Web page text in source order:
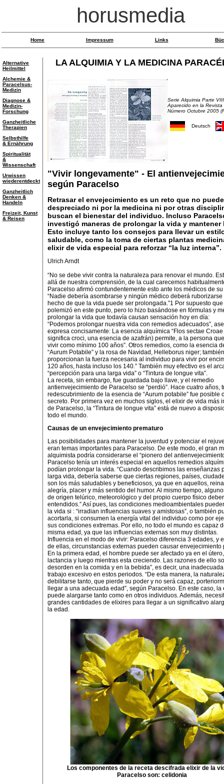
horusmedia
Home Impressum Links
Alternative
Heilmittel
Alchemie &
Paracelsus-
Medizin
Diagnose &
Medizin-
Forschung
Ganzheitliche
Therapien
Selbsthilfe
& Ernährung
Spiritualität
&
Wissenschaft
Urwissen
wiederentdeckt
Ganzheitlich
Denken &
Handeln
Freizeit, Kunst
& Reisen
LA ALQUIMIA Y LA MEDICINA
Serie Alquimia Parte VIII
Aparecido en la Revista
Número Octubre 2005
Deutsch
"Vivir longevamente" - El
según Paracelso
Retrasar el envejecimiento es un reto que no
despreciado ni por la medicina ni por otras
buscan el bienestar del individuo. Incluso
investigó maneras de prolongar la vida y mantener
Esto incluye tanto los consejos para llevar un
saludable, como la toma de ciertas plantas
elixir de vida especial para reforzar “la luz interna”.
Ulrich Arndt
“No se debe vivir contra la naturaleza para renovar el mundo.
allá de nuestra comprensión, de la cual carecemos
Paracelso afirmó contundentemente esto ante los médicos de
“Nadie debería asombrarse y ningún médico deberá ruborizarse
hecho de que la vida puede ser prolongada.”1 Por supuesto
polemizó en este punto, pero lo hizo basándose en fórmulas y
prolongar la vida que todavía causan sensación hoy en día:
“Podemos prolongar nuestra vida con remedios adecuados”,
expresa concisamente: La esencia alquímica “Flos sectae
significa croci, una esencia de azafrán) permite, a la persona
vivir como mínimo 100 años”. Otros remedios, como la esencia
“Aurum Potabile” y la rosa de Navidad, Helleborus niger; también
proporcionan la fuerza necesaria al individuo para vivir por
120 años, hasta incluso los 140.” También muy efectivo es el
“percepción para una larga vida” o “Tintura de longue vita”.
La receta, sin embargo, fue guardada bajo llave, y el remedio
antienvejecimiento de Paracelso se “perdió”. Hace cuatro años,
redescubrimiento de la esencia de “Aurum potabile” fue posible
secreto. Por primera vez en muchos siglos, el elixir de vida más
de Paracelso, la “Tintura de longue vita” está de nuevo a
todo el mundo.
Causas de un envejecimiento prematuro
Las posibilidades para mantener la juventud y potenciar el
eran temas importantes para Paracelso. De este modo, el gran
alquimista podría considerarse el “pionero del
Paracelso tenía un interés especial en aquellos remedios
podían prolongar la vida. “Cuando describimos las enseñanzas
larga vida, debería saberse que ciertas regiones, países,
son los más saludables y beneficiosos, ya que en aquellos,
alegría, placer y más sentido del humor. Al mismo tiempo,
de origen telúrico, meteorológico y del propio cuerpo físico
entendidos.” Así pues, las condiciones medioambientales
la vida si : “irradian influencias suaves y amistosas”, o también
acortarla, si consumen la energía vital del individuo como por
sus condiciones extremas. Por ello, no todo el mundo es capaz
misma edad, ya que las influencias externas son muy distintas.
Influencia en el modo de vivir: Paracelso diferencia 3 edades, y
de ellas, circunstancias externas pueden causar envejecimiento
En la primera edad, el hombre puede ser afectado ya en el
lactancia y luego mientras esta creciendo. Las razones de ello
desorden en la comida y en la bebida”, es decir, una
trabajo excesivo en estos periodos. “De esta manera, la
debilitarse tanto, que pierde su poder y no será capaz,
llegar a una adecuada edad”, según Paracelso. En este caso, la
puede alargarse tanto como en otros individuos. Además,
grandes cantidades de elixires para llegar a un significativo
la edad.
Los componentes de la receta descifrada elixir de la
Paracelso son: celidonia